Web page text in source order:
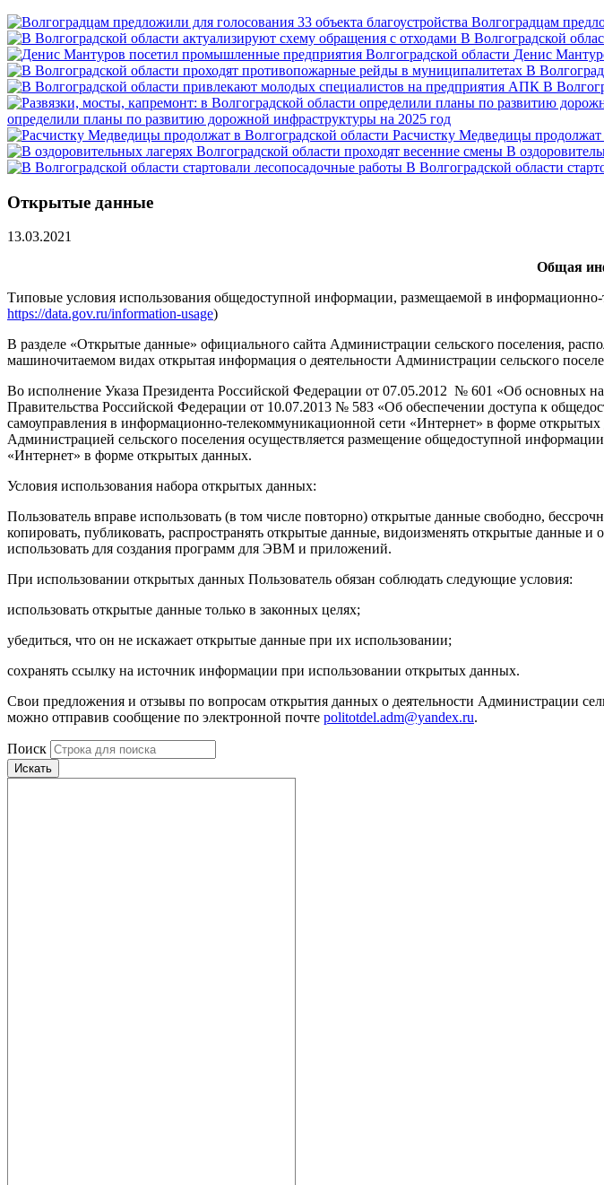
Волгоградцам
В Волгоградской
Денис
В
В
определили планы по развитию дорожной инфраструктуры на 2025 год
Расчистку Медведицы продолжат
В
В Волгоградской области
Открытые данные
13.03.2021
Общая
Типовые условия использования общедоступной информации, размещаемой в
https://data.gov.ru/information-usage)
В разделе «Открытые данные» официального сайта Администрации сельского поселения,
машиночитаемом видах открытая информация о деятельности Администрации сельского
Во исполнение Указа Президента Российской Федерации от 07.05.2012 № 601 «Об основных
Правительства Российской Федерации от 10.07.2013 № 583 «Об обеспечении доступа к
самоуправления в информационно-телекоммуникационной сети «Интернет» в форме
Администрацией сельского поселения осуществляется размещение общедоступной
«Интернет» в форме открытых данных.
Условия использования набора открытых данных:
Пользователь вправе использовать (в том числе повторно) открытые данные свободно,
копировать, публиковать, распространять открытые данные, видоизменять открытые данные
использовать для создания программ для ЭВМ и приложений.
При использовании открытых данных Пользователь обязан соблюдать следующие условия:
использовать открытые данные только в законных целях;
убедиться, что он не искажает открытые данные при их использовании;
сохранять ссылку на источник информации при использовании открытых данных.
Свои предложения и отзывы по вопросам открытия данных о деятельности Администрации
можно отправив сообщение по электронной почте politotdel.adm@yandex.ru.
Поиск
Искать